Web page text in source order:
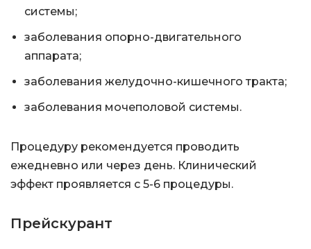
системы;
заболевания опорно-двигательного
аппарата;
заболевания желудочно-кишечного тракта;
заболевания мочеполовой системы.
Процедуру рекомендуется проводить
ежедневно или через день. Клинический
эффект проявляется с 5-6 процедуры.
Прейскурант